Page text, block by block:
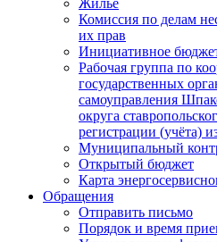
Жилье
Комиссия по делам
их прав
Инициативное
Рабочая группа по
государственных
самоуправления
округа
регистрации (учёта)
Муниципальный
Открытый бюджет
Карта
Обращения
Отправить письмо
Порядок и время